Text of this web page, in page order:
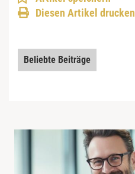
Diesen Artikel drucken
Beliebte Beiträge